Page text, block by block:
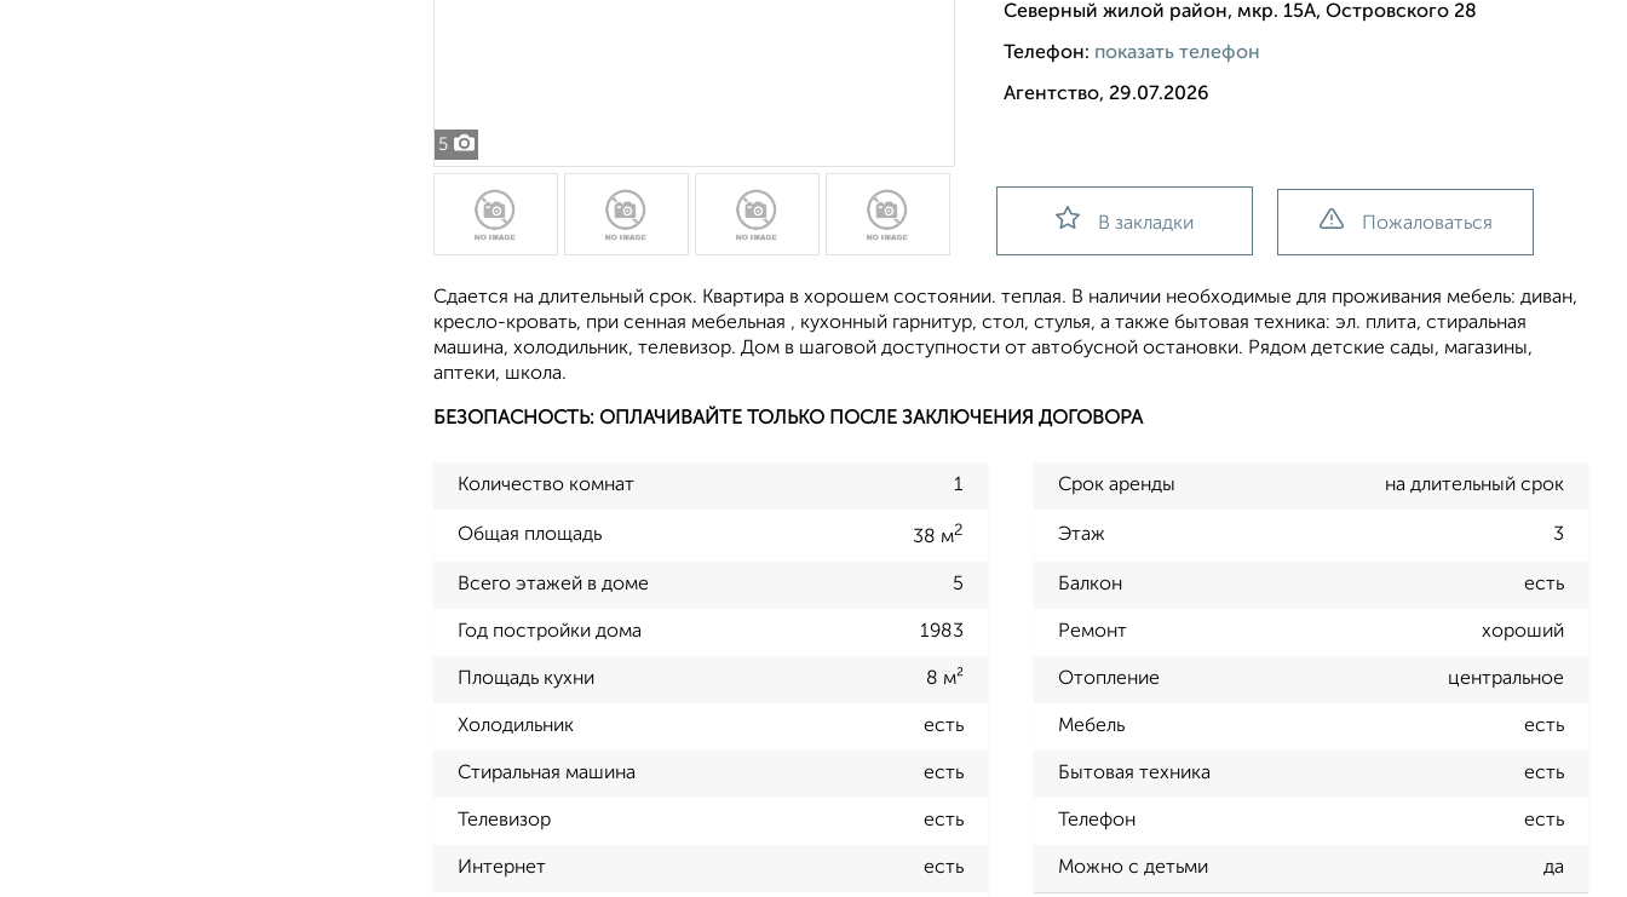
5
Северный жилой район, мкр. 15А, Островского 28
Телефон: показать телефон
Агентство, 29.07.2026
В закладки Пожаловаться
Сдается на длительный срок. Квартира в хорошем состоянии. теплая. В наличии необходимые для проживания мебель: диван,
кресло-кровать, при сенная мебельная , кухонный гарнитур, стол, стулья, а также бытовая техника: эл. плита, стиральная
машина, холодильник, телевизор. Дом в шаговой доступности от автобусной остановки. Рядом детские сады, магазины,
аптеки, школа.
БЕЗОПАСНОСТЬ: ОПЛАЧИВАЙТЕ ТОЛЬКО ПОСЛЕ ЗАКЛЮЧЕНИЯ ДОГОВОРА
Количество комнат 1 Срок аренды на длительный срок
Общая площадь 38 м2 Этаж 3
Всего этажей в доме 5 Балкон есть
Год постройки дома 1983 Ремонт хороший
Площадь кухни 8 м² Отопление центральное
Холодильник есть Мебель есть
Стиральная машина есть Бытовая техника есть
Телевизор есть Телефон есть
Интернет есть Можно с детьми да